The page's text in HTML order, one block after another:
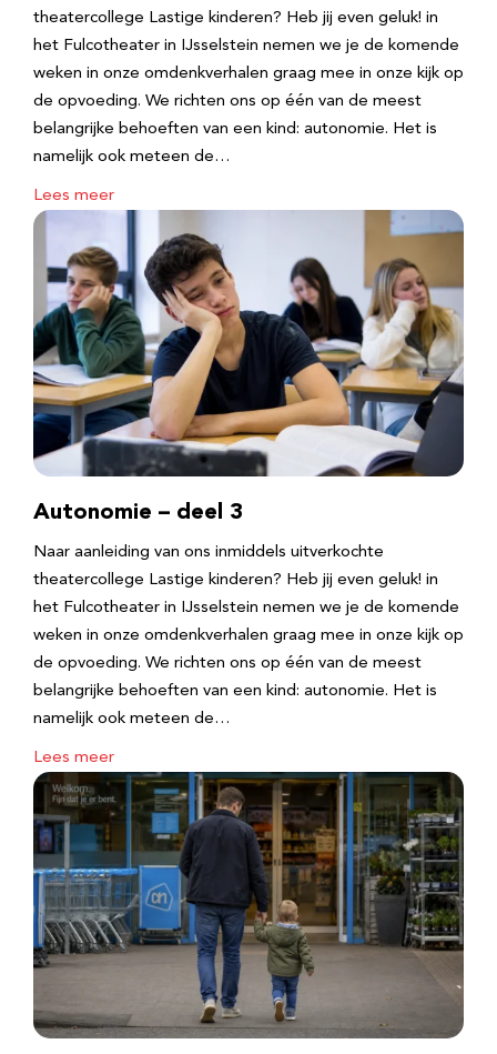
theatercollege Lastige kinderen? Heb jij even geluk! in
het Fulcotheater in IJsselstein nemen we je de komende
weken in onze omdenkverhalen graag mee in onze kijk op
de opvoeding. We richten ons op één van de meest
belangrijke behoeften van een kind: autonomie. Het is
namelijk ook meteen de…
Lees meer
Autonomie – deel 3
Naar aanleiding van ons inmiddels uitverkochte
theatercollege Lastige kinderen? Heb jij even geluk! in
het Fulcotheater in IJsselstein nemen we je de komende
weken in onze omdenkverhalen graag mee in onze kijk op
de opvoeding. We richten ons op één van de meest
belangrijke behoeften van een kind: autonomie. Het is
namelijk ook meteen de…
Lees meer